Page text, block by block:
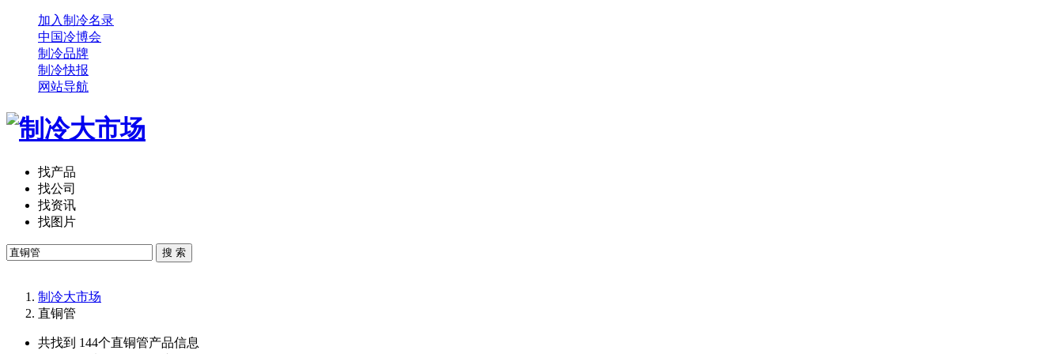
加入制冷名录
中国冷博会
制冷品牌
制冷快报
网站导航
找产品
找公司
找资讯
找图片
搜 索
制冷大市场
直铜管
共找到 144个直铜管产品信息